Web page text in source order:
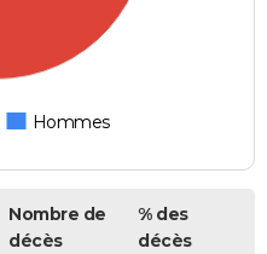
Hommes
Nombre de
décès
% des
décès